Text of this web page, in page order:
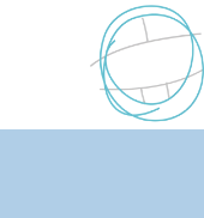
περιεχόμενο